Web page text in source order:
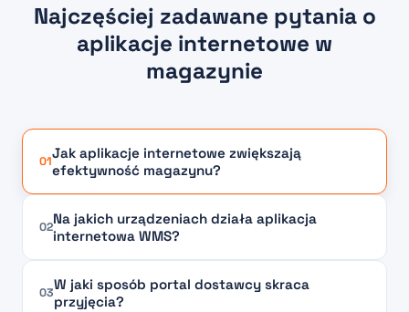
Najczęściej zadawane pytania o
aplikacje internetowe w
magazynie
01Jak aplikacje internetowe zwiększają
efektywność magazynu?
02Na jakich urządzeniach działa aplikacja
internetowa WMS?
03W jaki sposób portal dostawcy skraca
przyjęcia?